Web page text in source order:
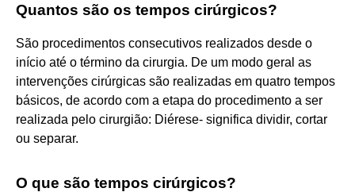
Quantos são os tempos cirúrgicos?
São procedimentos consecutivos realizados desde o
início até o término da cirurgia. De um modo geral as
intervenções cirúrgicas são realizadas em quatro tempos
básicos, de acordo com a etapa do procedimento a ser
realizada pelo cirurgião: Diérese- significa dividir, cortar
ou separar.
O que são tempos cirúrgicos?